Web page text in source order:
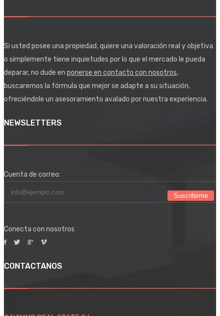
Si usted posee una propiedad, quiere una valoración real y objetiva
o simplemente tiene inquietudes por lo que el mercado le pueda
deparar, no dude en ponerse en contacto con nosotros,
buscaremos la fórmula que mejor se adapte a su situación,
ofreciéndole un asesoramiento avalado por nuestra experiencia.
NEWSLETTERS
Cuenta de correo:
Suscribirme
Conecta con nosotros
CONTACTANOS